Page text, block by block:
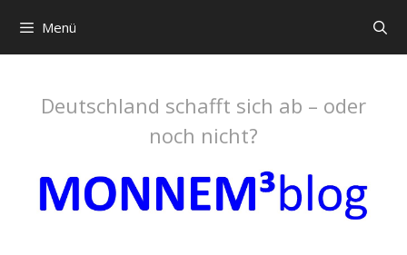
zum
Inhalt
Menü
Deutschland schafft sich ab – oder
noch nicht?